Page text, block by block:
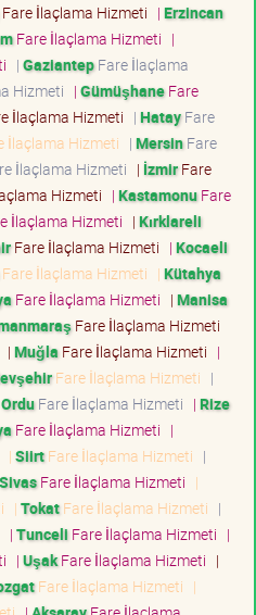
Fare İlaçlama Hizmeti | Erzincan
Fare İlaçlama Hizmeti |
| GaziantepFare İlaçlama
Hizmeti | GümüşhaneFare
İlaçlama Hizmeti | HatayFare
İlaçlama Hizmeti | MersinFare
İlaçlama Hizmeti | İzmirFare
Hizmeti | KastamonuFare
İlaçlama Hizmeti | Kırklareli
Fare İlaçlama Hizmeti | Kocaeli
Fare İlaçlama Hizmeti | Kütahya
Fare İlaçlama Hizmeti | Manisa
Fare İlaçlama Hizmeti
| Muğla Fare İlaçlama Hizmeti |
Fare İlaçlama Hizmeti |
OrduFare İlaçlama Hizmeti | Rize
Fare İlaçlama Hizmeti |
| SiirtFare İlaçlama Hizmeti |
SivasFare İlaçlama Hizmeti |
| TokatFare İlaçlama Hizmeti |
| Tunceli Fare İlaçlama Hizmeti |
| UşakFare İlaçlama Hizmeti |
Fare İlaçlama Hizmeti |